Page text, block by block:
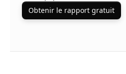
Obtenir le rapport gratuit